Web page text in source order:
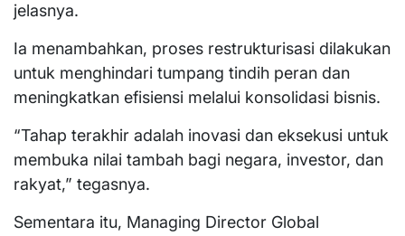
jelasnya.
Ia menambahkan, proses restrukturisasi dilakukan
untuk menghindari tumpang tindih peran dan
meningkatkan efisiensi melalui konsolidasi bisnis.
“Tahap terakhir adalah inovasi dan eksekusi untuk
membuka nilai tambah bagi negara, investor, dan
rakyat,” tegasnya.
Sementara itu, Managing Director Global